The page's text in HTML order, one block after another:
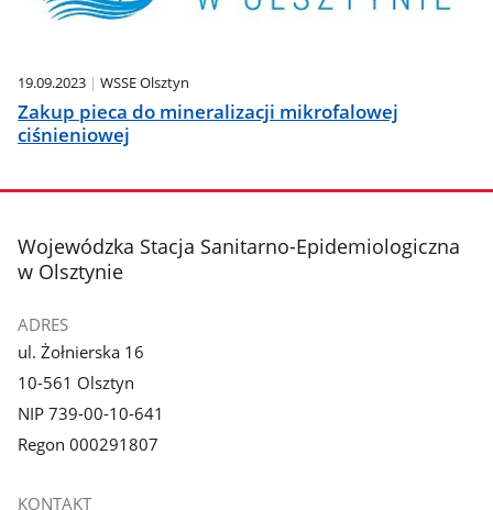
19.09.2023 WSSE Olsztyn
Zakup pieca do mineralizacji mikrofalowej
ciśnieniowej
stopka
Wojewódzka Stacja Sanitarno-Epidemiologiczna
w Olsztynie
ADRES
ul. Żołnierska 16
10-561 Olsztyn
NIP 739-00-10-641
Regon 000291807
KONTAKT